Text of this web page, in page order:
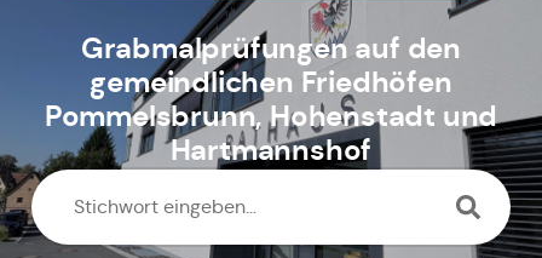
Grabmalprüfungen auf den
gemeindlichen Friedhöfen
Pommelsbrunn, Hohenstadt und
Hartmannshof